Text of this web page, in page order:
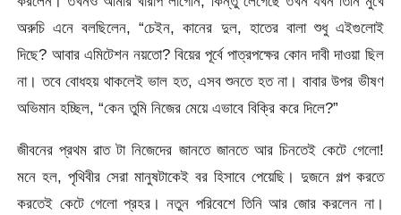
অরুচি এনে বলছিলেন, “চেইন, কানের দুল, হাতের বালা শুধু এইগুলোই
দিছে? আবার এমিটেশন নয়তো? বিয়ের পূর্বে পাত্রপক্ষের কোন দাবী দাওয়া ছিল
না। তবে বোধহয় থাকলেই ভাল হত, এসব শুনতে হত না। বাবার উপর ভীষণ
অভিমান হচ্ছিল, “কেন তুমি নিজের মেয়ে এভাবে বিক্রি করে দিলে?”
জীবনের প্রথম রাত টা নিজেদের জানতে জানতে আর চিনতেই কেটে গেলো!
মনে হল, পৃথিবীর সেরা মানুষটাকেই বর হিসাবে পেয়েছি। দুজনে গল্প করতে
করতেই কেটে গেলো প্রহর। নতুন পরিবেশে তিনি আর জোর করলেন না।